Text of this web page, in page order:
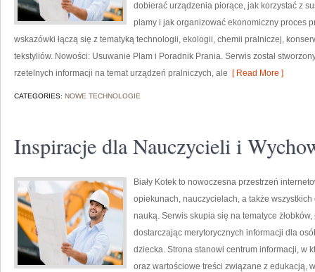
dobierać urządzenia piorące, jak korzystać z
plamy i jak organizować ekonomiczny proces
wskazówki łączą się z tematyką technologii, ekologii, chemii pralniczej,
tekstyliów. Nowości: Usuwanie Plam i Poradnik Prania. Serwis został
rzetelnych informacji na temat urządzeń pralniczych, ale [ Read More ]
CATEGORIES: NOWE TECHNOLOGIE
Inspiracje dla Nauczycieli i
Biały Kotek to nowoczesna przestrzeń
opiekunach, nauczycielach, a także
nauką. Serwis skupia się na tematyce
dostarczając merytorycznych informacji dla
dziecka. Strona stanowi centrum informacji, w
oraz wartościowe treści związane z edukacją,